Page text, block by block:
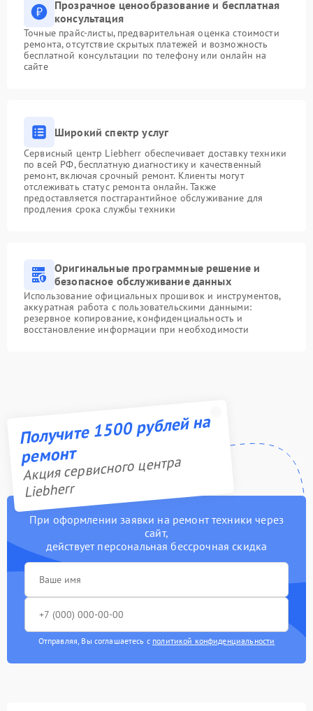
Прозрачное ценообразование и бесплатная
консультация
Точные прайс-листы, предварительная оценка стоимости
ремонта, отсутствие скрытых платежей и возможность
бесплатной консультации по телефону или онлайн на
сайте
Широкий спектр услуг
Сервисный центр Liebherr обеспечивает доставку техники
по всей РФ, бесплатную диагностику и качественный
ремонт, включая срочный ремонт. Клиенты могут
отслеживать статус ремонта онлайн. Также
предоставляется постгарантийное обслуживание для
продления срока службы техники
Оригинальные программные решение и
безопасное обслуживание данных
Использование официальных прошивок и инструментов,
аккуратная работа с пользовательскими данными:
резервное копирование, конфиденциальность и
восстановление информации при необходимости
Получите 1500 рублей на
ремонт
Акция сервисного центра
Liebherr
При оформлении заявки на ремонт техники через
сайт,
действует персональная бессрочная скидка
Отправляя, Вы соглашаетесь с политикой конфиденциальности